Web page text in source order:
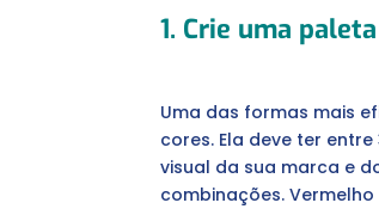
1. Crie uma
Uma das formas mais
cores. Ela deve ter
visual da sua marca e
combinações.